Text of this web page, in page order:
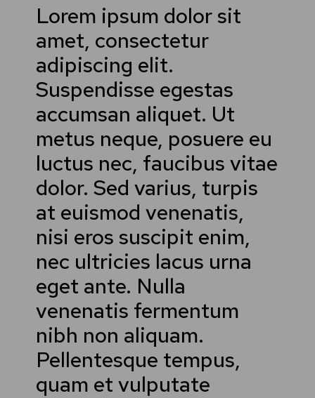
Lorem ipsum dolor sit
amet, consectetur
adipiscing elit.
Suspendisse egestas
accumsan aliquet. Ut
metus neque, posuere eu
luctus nec, faucibus vitae
dolor. Sed varius, turpis
at euismod venenatis,
nisi eros suscipit enim,
nec ultricies lacus urna
eget ante. Nulla
venenatis fermentum
nibh non aliquam.
Pellentesque tempus,
quam et vulputate